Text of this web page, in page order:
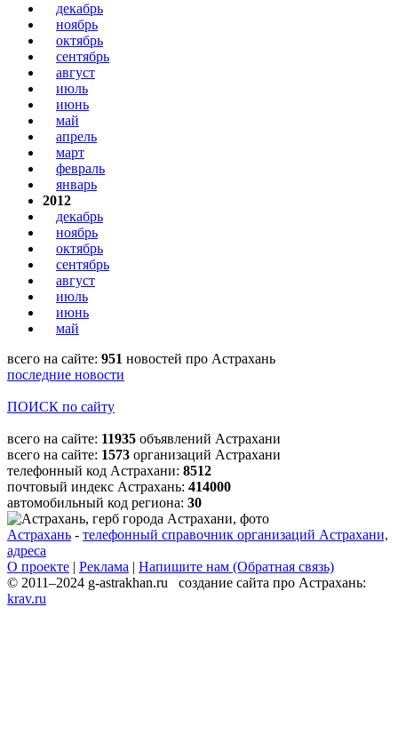
декабрь
ноябрь
октябрь
сентябрь
август
июль
июнь
май
апрель
март
февраль
январь
2012
декабрь
ноябрь
октябрь
сентябрь
август
июль
июнь
май
всего на сайте: 951 новостей про Астрахань
последние новости
ПОИСК по сайту
всего на сайте: 11935 объявлений Астрахани
всего на сайте: 1573 организаций Астрахани
телефонный код Астрахани: 8512
почтовый индекс Астрахань: 414000
автомобильный код региона: 30
Астрахань - телефонный справочник организаций Астрахани,
адреса
О проекте | Реклама | Напишите нам (Обратная связь)
© 2011–2024 g-astrakhan.ru создание сайта про Астрахань:
krav.ru